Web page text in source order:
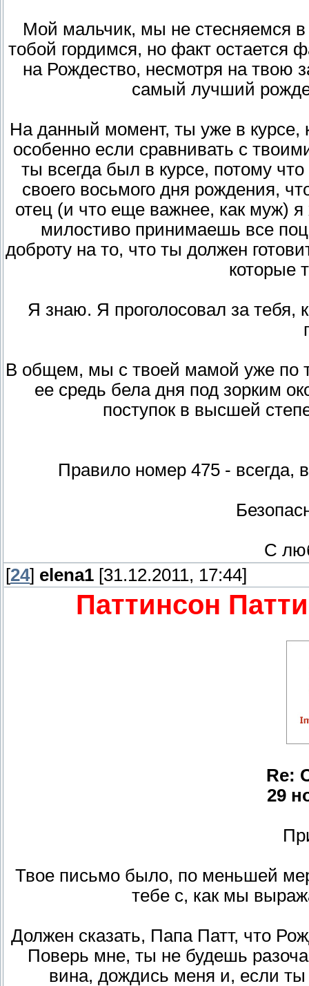
Мой мальчик, мы не стесняемся
тобой гордимся, но факт
на Рождество, несмотря на
самый лучший
На данный момент, ты уже в
особенно если сравнивать с
ты всегда был в курсе, потому
своего восьмого дня рождения,
отец (и что еще важнее, как муж) я
милостиво принимаешь все
доброту на то, что ты должен
которые
Я знаю. Я проголосовал за тебя,
В общем, мы с твоей мамой уже по
ее средь бела дня под зорким
поступок в высшей
Правило номер 475 - всегда,
С
[24] elena1 [31.12.2011, 17:44]
Паттинсон
Re:
29
Твое письмо было, по меньшей
тебе с, как мы
Должен сказать, Папа Патт, что
Поверь мне, ты не будешь
вина, дождись меня и, если ты